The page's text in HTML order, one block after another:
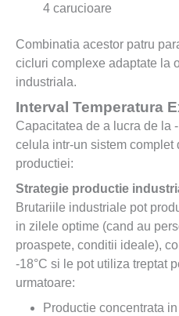
4 carucioare
Combinatia acestor patru
cicluri complexe adaptate la
industriala.
Interval Temperatura
Capacitatea de a lucra de la
celula intr-un sistem complet
productiei:
Strategie productie
Brutariile industriale pot
in zilele optime (cand au
proaspete, conditii ideale),
-18°C si le pot utiliza treptat
urmatoare:
Productie concentrata